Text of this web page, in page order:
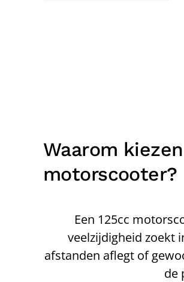
Waarom
motorscooter?
Een 125cc
veelzijdigheid zoekt
afstanden aflegt of
de